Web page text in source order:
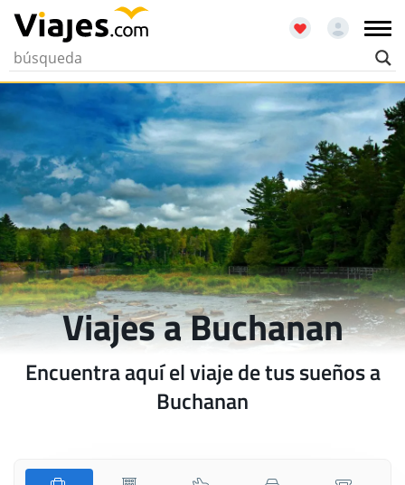
Viajes a Buchanan
Encuentra aquí el viaje de tus sueños a
Buchanan